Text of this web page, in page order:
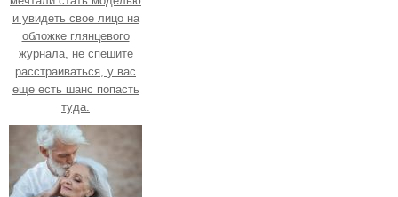
и увидеть свое лицо на
обложке глянцевого
журнала, не спешите
расстраиваться, у вас
еще есть шанс попасть
туда.